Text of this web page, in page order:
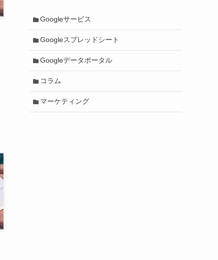
Googleサービス
Googleスプレッドシート
Googleデータポータル
コラム
マーケティング